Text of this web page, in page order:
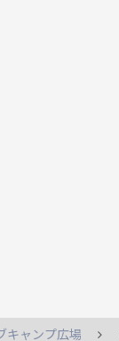
キャンプ広場